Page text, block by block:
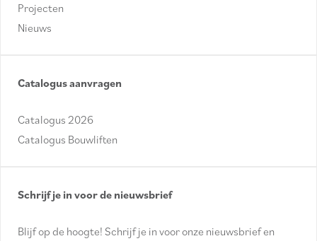
Projecten
Nieuws
Catalogus aanvragen
Catalogus 2026
Catalogus Bouwliften
Schrijf je in voor de nieuwsbrief
Blijf op de hoogte! Schrijf je in voor onze nieuwsbrief en